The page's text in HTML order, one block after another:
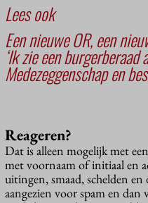
Lees ook
Een nieuwe OR, een
‘Ik zie een
Medezeggenschap en
Reageren?
Dat is alleen mogelijk met
met voornaam of initiaal en
uitingen, smaad, schelden
aangezien voor spam en dan